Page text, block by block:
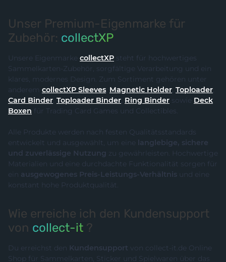
Unser Premium-Eigenmarke für
Zubehör: collectXP
Unsere Eigenmarke collectXP steht für hochwertiges
Sammelkarten-Zubehör, sorgfältige Verarbeitung und ein
klares, modernes Design. Zum Sortiment gehören unter
anderem collectXP Sleeves, Magnetic Holder, Toploader,
Card Binder, Toploader Binder, Ring Binder sowie Deck
Boxen für Trading Card Games und Collectibles.
Alle Produkte werden nach festen Qualitätsstandards
entwickelt und ausgewählt, um eine langlebige, sichere
und zuverlässige Nutzung zu gewährleisten. Hochwertige
Materialien und eine durchdachte Funktionalität sorgen für
ein ausgewogenes Preis-Leistungs-Verhältnis und eine
konstant hohe Produktqualität.
Wie erreiche ich den Kundensupport
von collect-it ?
Du erreichst den Kundensupport von collect-it.de Online
Shop für Sammelkarten, Sticker und Spielwaren über das